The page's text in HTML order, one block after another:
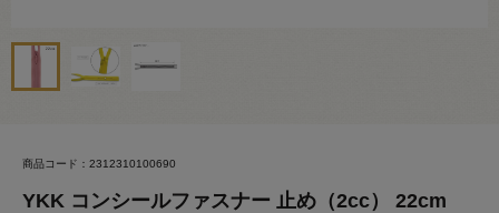
商品コード：2312310100690
YKK コンシールファスナー 止め（2cc） 22cm